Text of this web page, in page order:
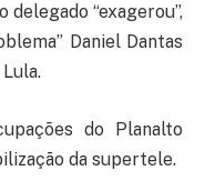
“exagerou”,
Daniel Dantas
do Planalto
da supertele.